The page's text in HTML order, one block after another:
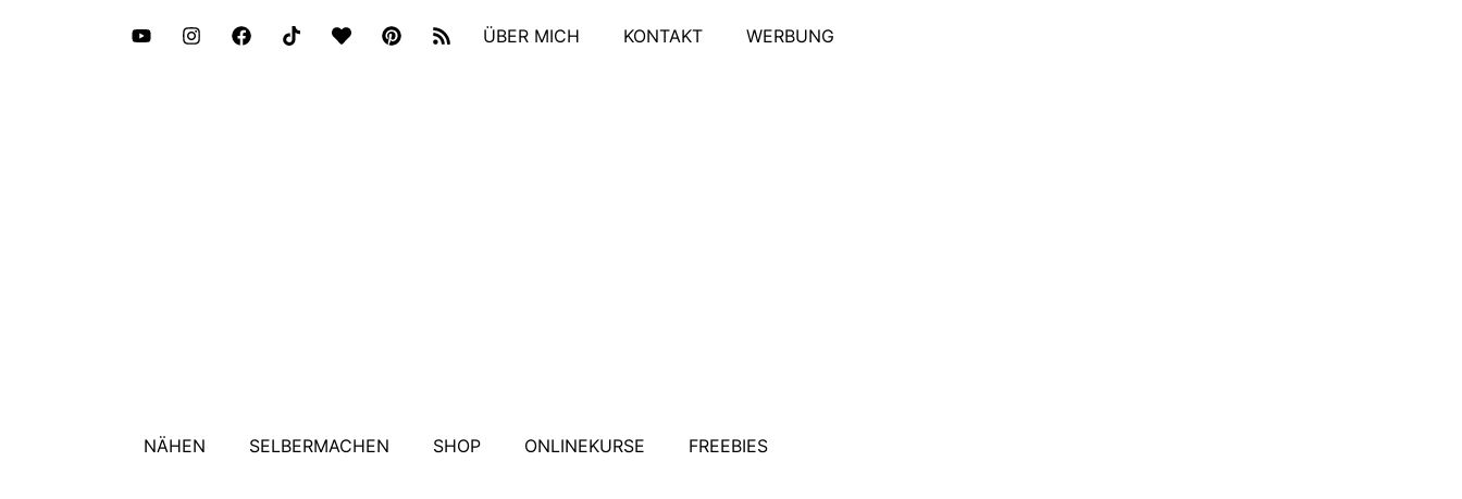
ÜBER MICH KONTAKT WERBUNG
NÄHEN SELBERMACHEN SHOP ONLINEKURSE FREEBIES